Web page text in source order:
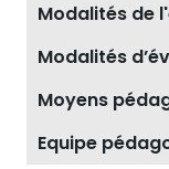
Modalités de
Modalités
Moyens
Equipe